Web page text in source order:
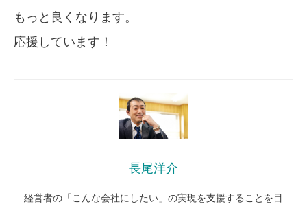
もっと良くなります。
応援しています！
長尾洋介
経営者の「こんな会社にしたい」の実現を支援することを目